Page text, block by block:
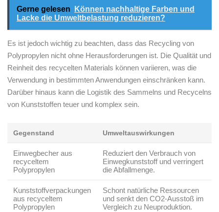
Gerne gelesen
Können nachhaltige Farben und
Lacke die Umweltbelastung reduzieren?
Es ist⁤ jedoch wichtig zu beachten, dass das Recycling​ von
Polypropylen nicht ohne Herausforderungen ‌ist. Die Qualität und
Reinheit​ des recycelten Materials können variieren, ​was ​die
Verwendung‍ in bestimmten Anwendungen einschränken kann.
Darüber hinaus kann die‌ Logistik‍ des Sammelns und Recycelns
von Kunststoffen teuer und komplex sein.
Gegenstand Umweltauswirkungen
Einwegbecher⁣ aus
⁣recyceltem
Polypropylen
Reduziert den Verbrauch von
‌Einwegkunststoff und verringert
die ‍Abfallmenge.
Kunststoffverpackungen
aus recyceltem
Polypropylen
Schont ⁣natürliche ‍Ressourcen
und‍ senkt den CO2-Ausstoß im​
Vergleich zu⁣ Neuproduktion.